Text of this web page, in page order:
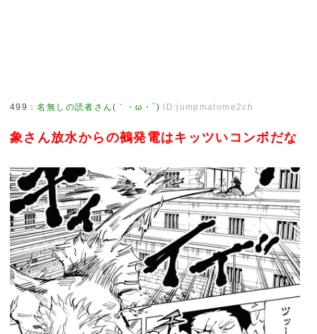
499 ：名無しの読者さん(｀・ω・´) ID:jumpmatome2ch
象さん放水からの鵺発電はキッツいコンボだな